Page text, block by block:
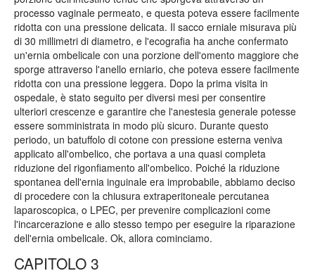
processo vaginale permeato, e questa poteva essere facilmente
ridotta con una pressione delicata. Il sacco erniale misurava più
di 30 millimetri di diametro, e l'ecografia ha anche confermato
un'ernia ombelicale con una porzione dell'omento maggiore che
sporge attraverso l'anello erniario, che poteva essere facilmente
ridotta con una pressione leggera. Dopo la prima visita in
ospedale, è stato seguito per diversi mesi per consentire
ulteriori crescenze e garantire che l'anestesia generale potesse
essere somministrata in modo più sicuro. Durante questo
periodo, un batuffolo di cotone con pressione esterna veniva
applicato all'ombelico, che portava a una quasi completa
riduzione del rigonfiamento all'ombelico. Poiché la riduzione
spontanea dell'ernia inguinale era improbabile, abbiamo deciso
di procedere con la chiusura extraperitoneale percutanea
laparoscopica, o LPEC, per prevenire complicazioni come
l'incarcerazione e allo stesso tempo per eseguire la riparazione
dell'ernia ombelicale. Ok, allora cominciamo.
CAPITOLO 3